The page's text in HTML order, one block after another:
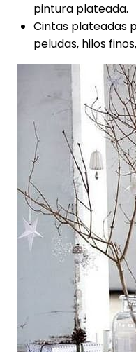
pintura plateada.
Cintas plateadas
peludas, hilos